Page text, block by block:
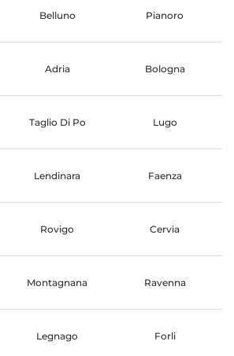
Belluno Pianoro
Adria Bologna
Taglio Di Po Lugo
Lendinara Faenza
Rovigo Cervia
Montagnana Ravenna
Legnago Forli